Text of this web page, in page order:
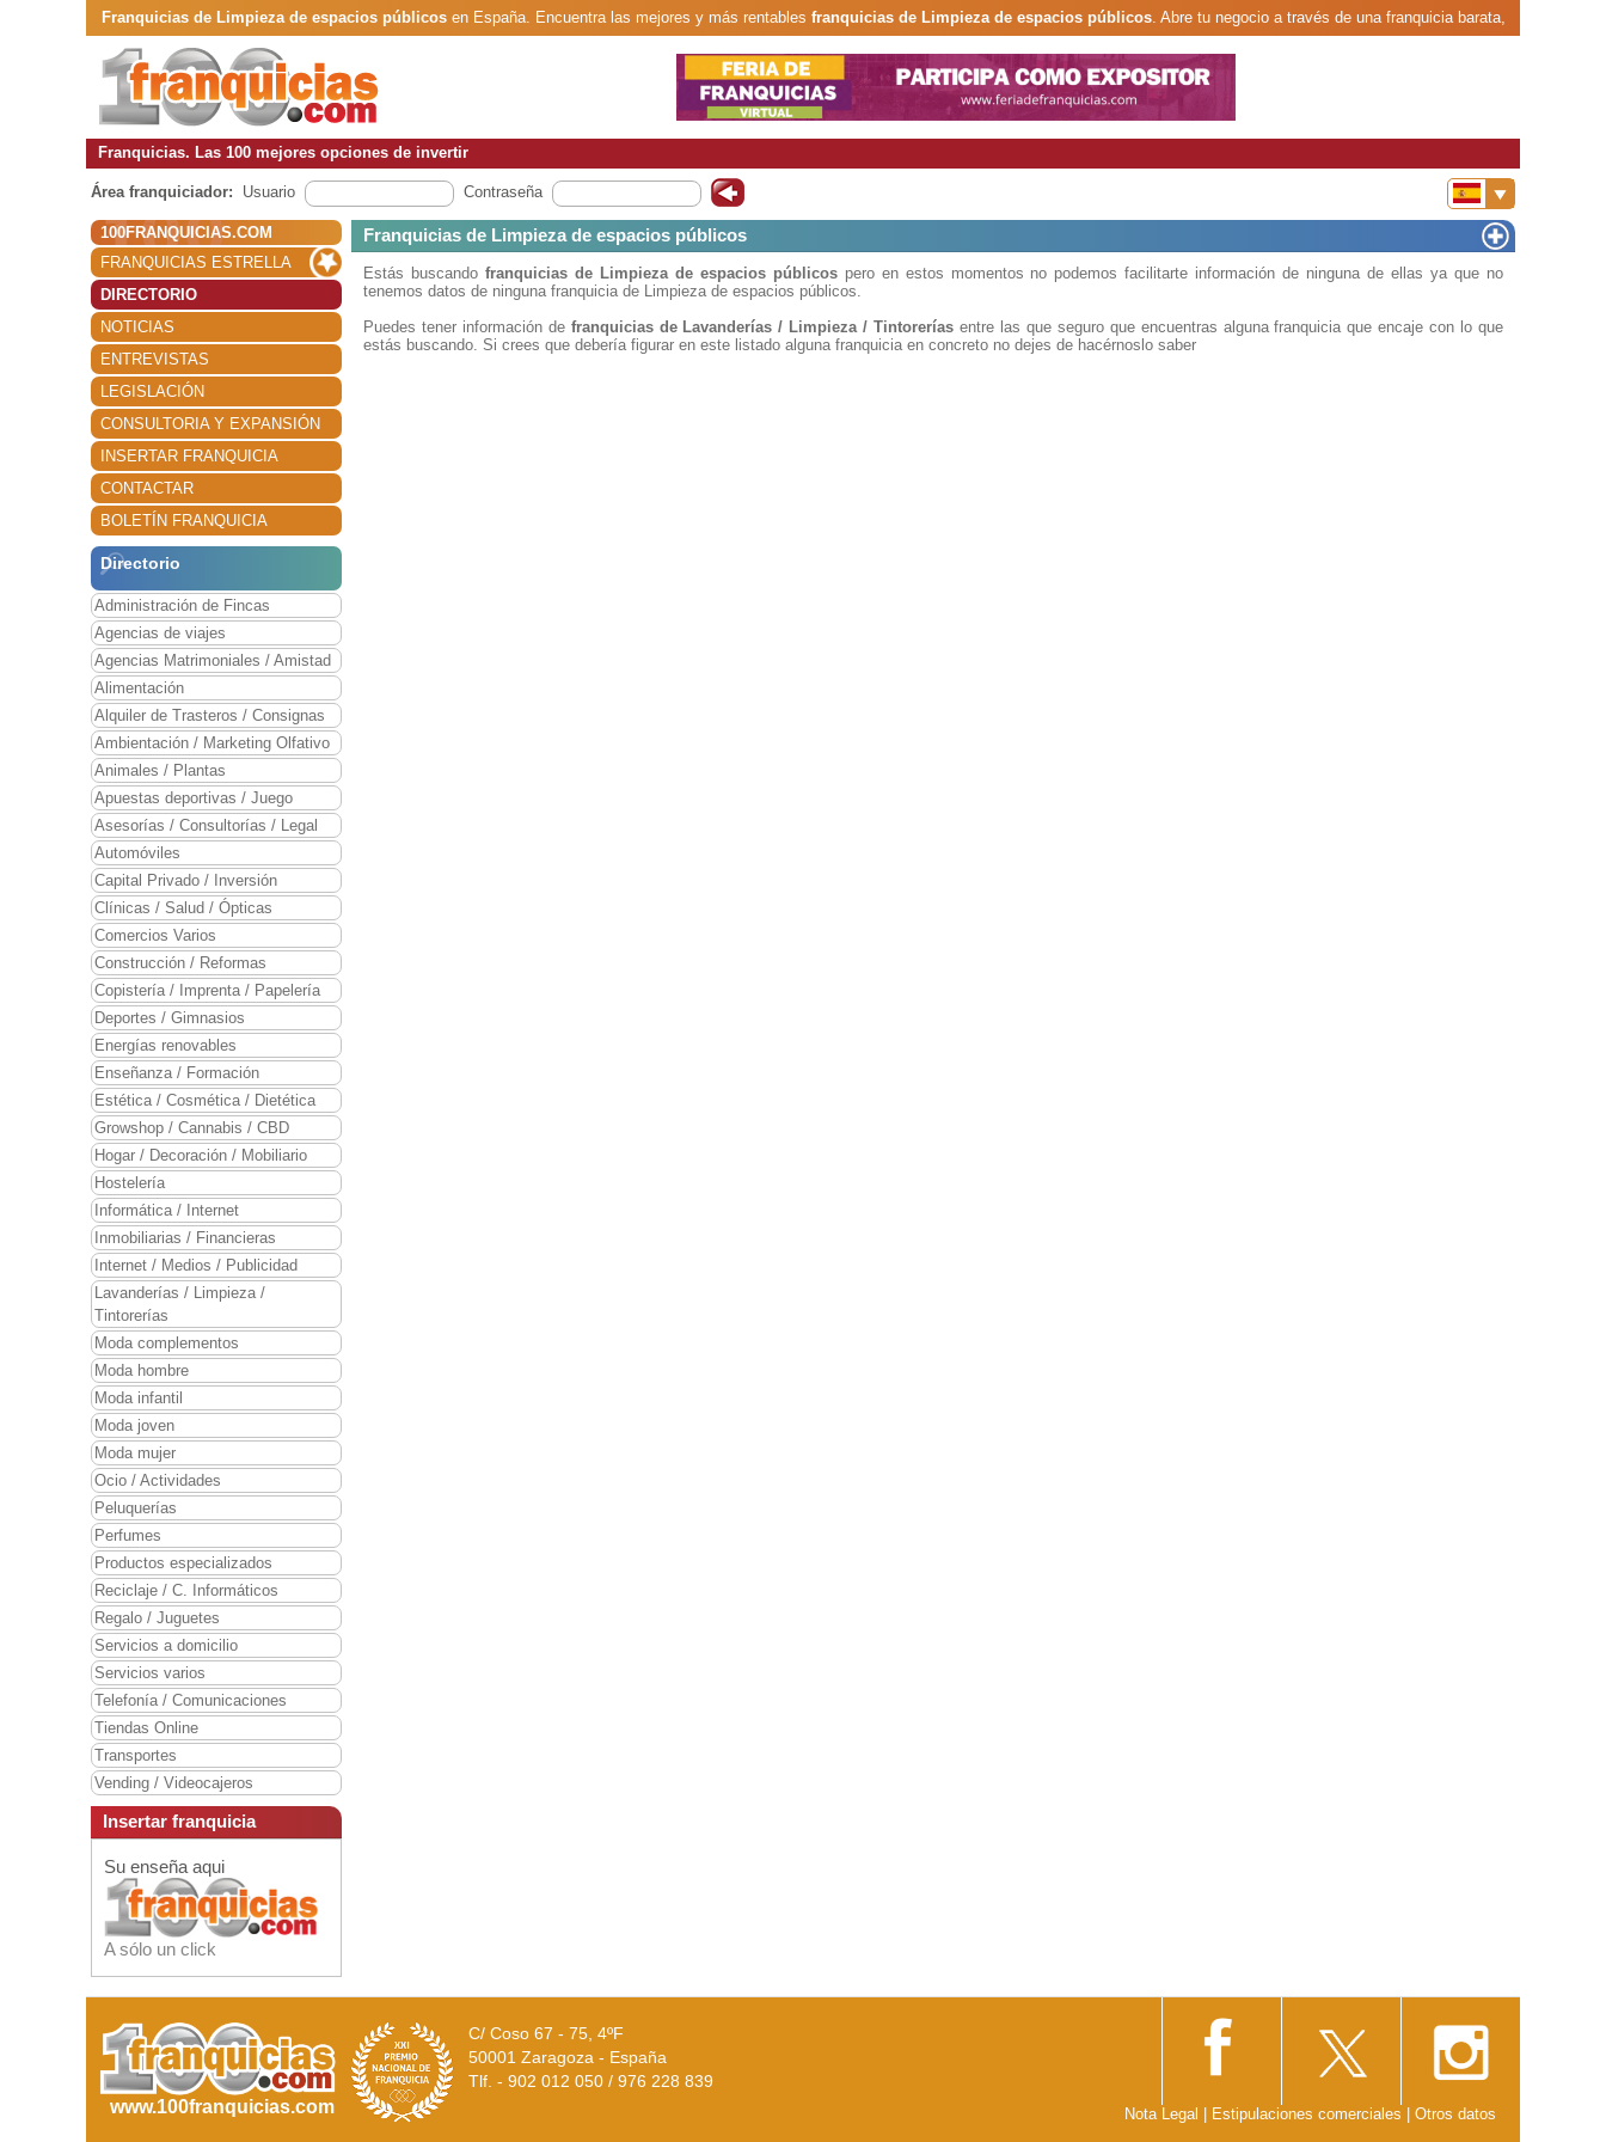
Franquicias de Limpieza de espacios públicosen España. Encuentra las mejores y más rentables franquicias de Limpieza de espacios públicos. Abre tu negocio a través de una franquicia barata,
rentable y segura.
Franquicias. Las 100 mejores opciones de invertir
Área franquiciador: Usuario Contraseña
100FRANQUICIAS.COM
FRANQUICIAS ESTRELLA
DIRECTORIO
NOTICIAS
ENTREVISTAS
LEGISLACIÓN
CONSULTORIA Y EXPANSIÓN
INSERTAR FRANQUICIA
CONTACTAR
BOLETÍN FRANQUICIA
Directorio
Administración de Fincas
Agencias de viajes
Agencias Matrimoniales / Amistad
Alimentación
Alquiler de Trasteros / Consignas
Ambientación / Marketing Olfativo
Animales / Plantas
Apuestas deportivas / Juego
Asesorías / Consultorías / Legal
Automóviles
Capital Privado / Inversión
Clínicas / Salud / Ópticas
Comercios Varios
Construcción / Reformas
Copistería / Imprenta / Papelería
Deportes / Gimnasios
Energías renovables
Enseñanza / Formación
Estética / Cosmética / Dietética
Growshop / Cannabis / CBD
Hogar / Decoración / Mobiliario
Hostelería
Informática / Internet
Inmobiliarias / Financieras
Internet / Medios / Publicidad
Lavanderías / Limpieza /
Tintorerías
Moda complementos
Moda hombre
Moda infantil
Moda joven
Moda mujer
Ocio / Actividades
Peluquerías
Perfumes
Productos especializados
Reciclaje / C. Informáticos
Regalo / Juguetes
Servicios a domicilio
Servicios varios
Telefonía / Comunicaciones
Tiendas Online
Transportes
Vending / Videocajeros
Insertar franquicia
Su enseña aqui
A sólo un click
Franquicias de Limpieza de espacios públicos
Estás buscando franquicias de Limpieza de espacios públicospero en estos momentos no podemos facilitarte información de ninguna de ellas ya que no
tenemos datos de ninguna franquicia de Limpieza de espacios públicos.
Puedes tener información de franquicias de Lavanderías / Limpieza / Tintorerías entre las que seguro que encuentras alguna franquicia que encaje con lo que
estás buscando. Si crees que debería figurar en este listado alguna franquicia en concreto no dejes de hacérnoslo saber
www.100franquicias.com
C/ Coso 67 - 75, 4ºF
50001 Zaragoza - España
Tlf. - 902 012 050 / 976 228 839
Nota Legal Estipulaciones comerciales Otros datos